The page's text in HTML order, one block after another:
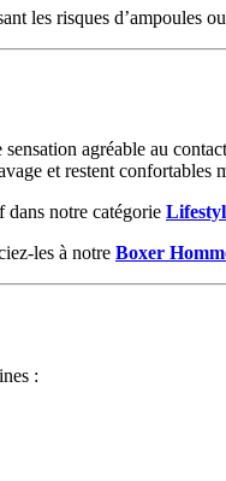
les risques d’ampoules
agréable au
et restent
dans notre catégorie
les à notre Boxer
: